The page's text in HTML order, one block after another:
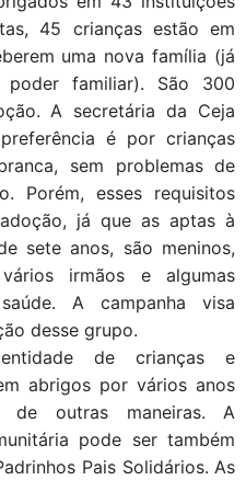
45 crianças estão em
uma nova família (já
familiar). São 300
A secretária da Ceja
é por crianças
sem problemas de
Porém, esses requisitos
já que as aptas à
sete anos, são meninos,
irmãos e algumas
A campanha visa
desse grupo.
de crianças e
abrigos por vários anos
outras maneiras. A
pode ser também
Pais Solidários. As